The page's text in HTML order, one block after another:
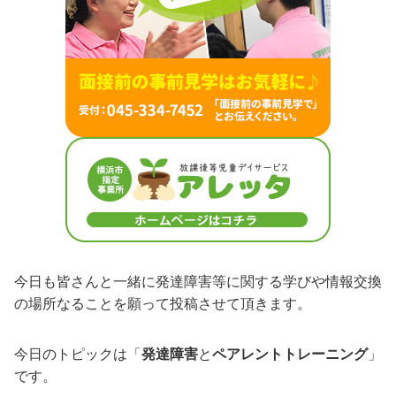
今日も皆さんと一緒に発達障害等に関する学びや情報交換
の場所なることを願って投稿させて頂きます。
今日のトピックは「発達障害とペアレントトレーニング」
です。